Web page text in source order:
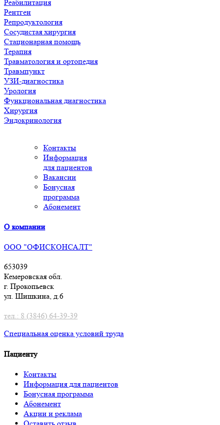
Реабилитация
Рентген
Репродуктология
Сосудистая хирургия
Стационарная помощь
Терапия
Травматология и ортопедия
Травмпункт
УЗИ-диагностика
Урология
Функциональная диагностика
Хирургия
Эндокринология
Контакты
Информация
для пациентов
Вакансии
Бонусная
программа
Абонемент
О компании
ООО "ОФИСКОНСАЛТ"
653039
Кемеровская обл.
г. Прокопьевск
ул. Шишкина, д.6
тел.: 8 (3846) 64-39-39
Специальная оценка условий труда
Пациенту
Контакты
Информация для пациентов
Бонусная программа
Абонемент
Акции и реклама